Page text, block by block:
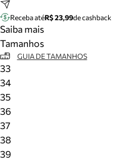
Tire dúvidas sobre
Meus pedidos
Acompanhe seus
Receba atéR$ 23,99de cashback
Saiba mais
Tamanhos
GUIA DE TAMANHOS
33
34
35
36
37
38
39